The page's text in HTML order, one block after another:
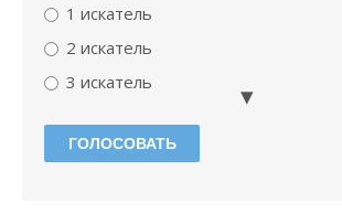
1 искатель
2 искатель
3 искатель
Абсолютный чемпион